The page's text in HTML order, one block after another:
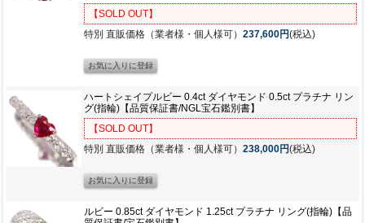
【SOLD OUT】
特別 直販価格（業者様・個人様可） 237,600円(税込)
ハートシェイプルビー 0.4ct ダイヤモンド 0.5ct プラチナ リン
グ(指輪)【品質保証書/NGL宝石鑑別書】
【SOLD OUT】
特別 直販価格（業者様・個人様可） 238,000円(税込)
ルビー 0.85ct ダイヤモンド 1.25ct プラチナ リング(指輪)【品